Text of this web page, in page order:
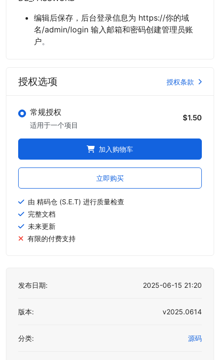
编辑后保存，后台登录信息为 https://你的域
名/admin/login 输入邮箱和密码创建管理员账
户。
授权选项 授权条款
常规授权
适用于一个项目
$1.50
加入购物车
立即购买
由 精码仓 (S.E.T) 进行质量检查
完整文档
未来更新
有限的付费支持
发布日期: 2025-06-15 21:20
版本: v2025.0614
分类: 源码